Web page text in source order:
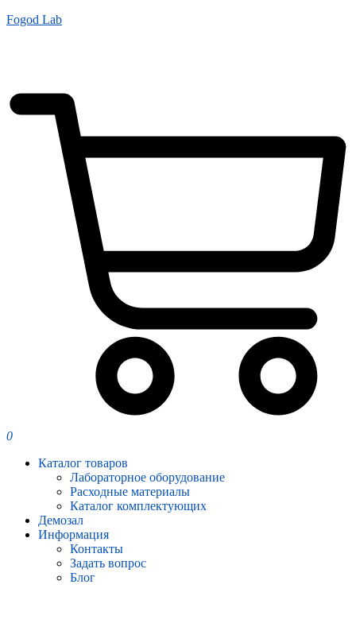
Fogod Lab
0
Каталог товаров
Лабораторное оборудование
Расходные материалы
Каталог комплектующих
Демозал
Информация
Контакты
Задать вопрос
Блог